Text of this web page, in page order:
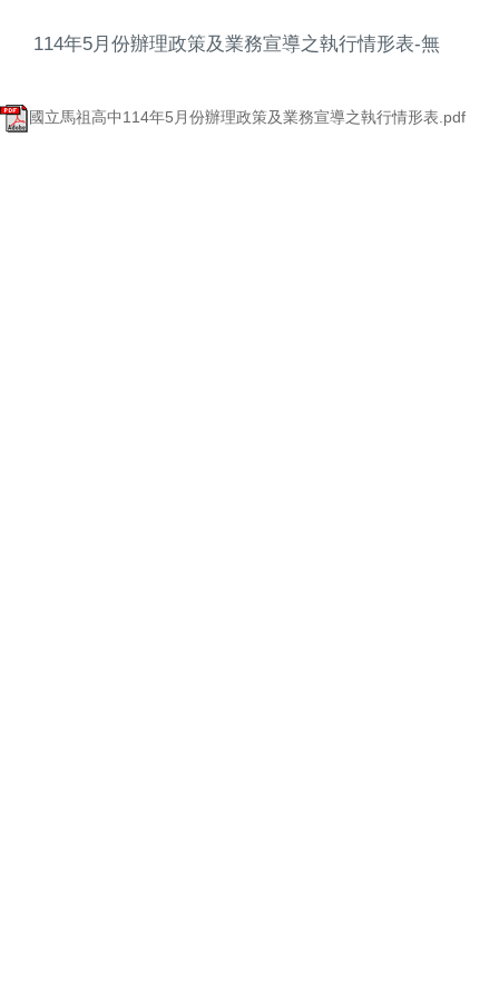
114年5月份辦理政策及業務宣導之執行情形表-無
國立馬祖高中114年5月份辦理政策及業務宣導之執行情形表.pdf